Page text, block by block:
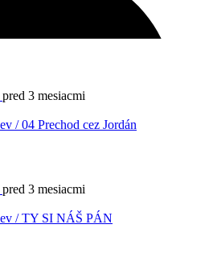
pred 3 mesiacmi
pred 3 mesiacmi